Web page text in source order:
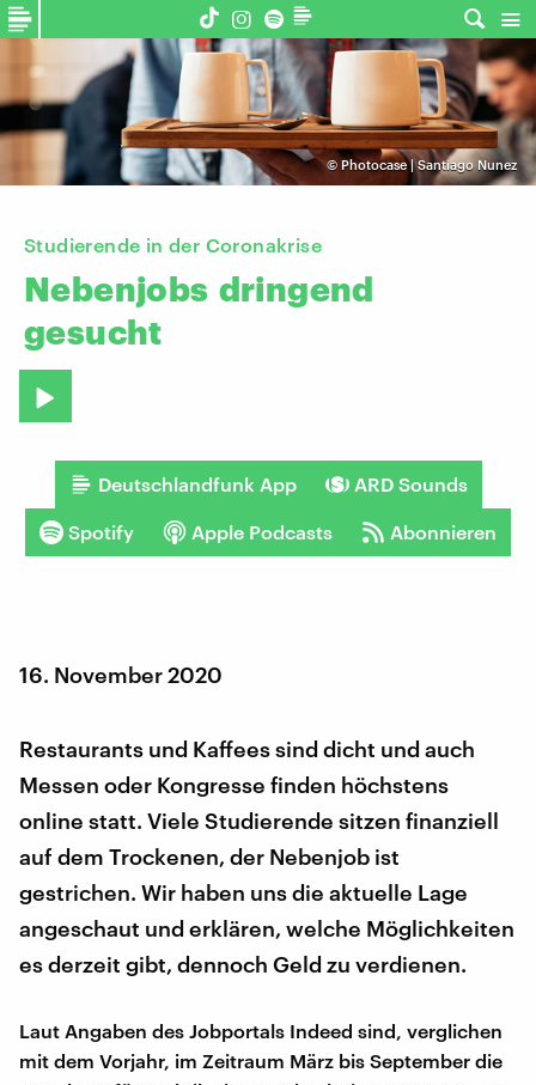
© Photocase | Santiago Nunez
Studierende in der Coronakrise
Nebenjobs dringend
gesucht
Deutschlandfunk App ARD Sounds
Spotify Apple Podcasts Abonnieren
16. November 2020
Restaurants und Kaffees sind dicht und auch
Messen oder Kongresse finden höchstens
online statt. Viele Studierende sitzen finanziell
auf dem Trockenen, der Nebenjob ist
gestrichen. Wir haben uns die aktuelle Lage
angeschaut und erklären, welche Möglichkeiten
es derzeit gibt, dennoch Geld zu verdienen.
Laut Angaben des Jobportals Indeed sind, verglichen
mit dem Vorjahr, im Zeitraum März bis September die